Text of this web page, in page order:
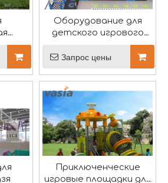
Оборудование для
детского игрового
центра в помещении
Запрос цены
Приключенческие
игровые площадки для